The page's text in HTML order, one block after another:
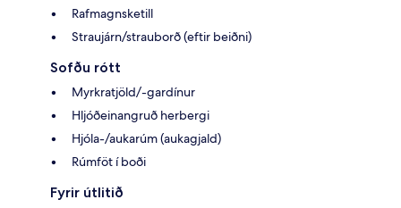
Rafmagnsketill
Straujárn/strauborð (eftir beiðni)
Sofðu rótt
Myrkratjöld/-gardínur
Hljóðeinangruð herbergi
Hjóla-/aukarúm (aukagjald)
Rúmföt í boði
Fyrir útlitið